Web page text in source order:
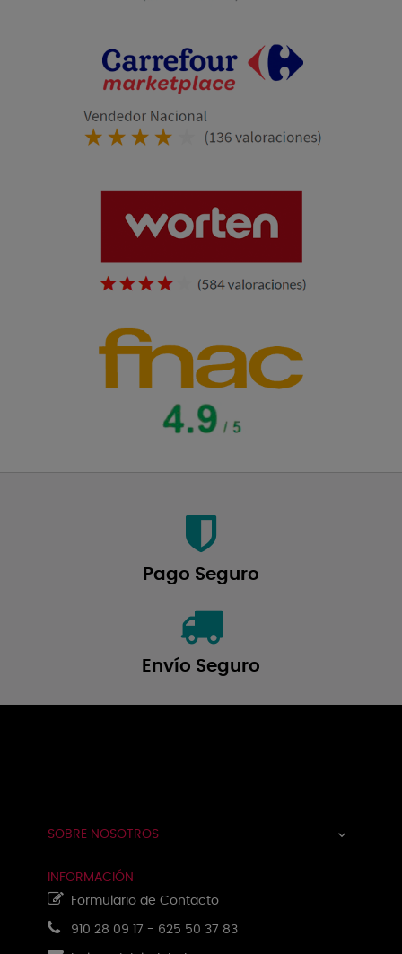
Pago Seguro
Envío Seguro
SOBRE NOSOTROS 
INFORMACIÓN
Formulario de Contacto
910 28 09 17 - 625 50 37 83